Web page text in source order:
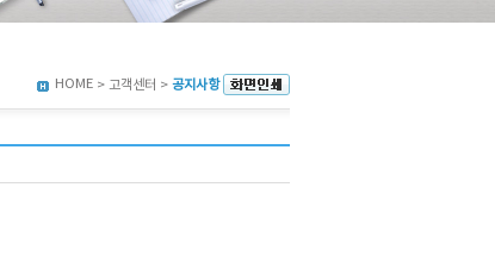
HOME > 고객센터 > 공지사항